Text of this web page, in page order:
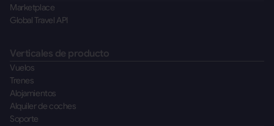
Marketplace
Global Travel API
Verticales de producto
Vuelos
Trenes
Alojamientos
Alquiler de coches
Soporte